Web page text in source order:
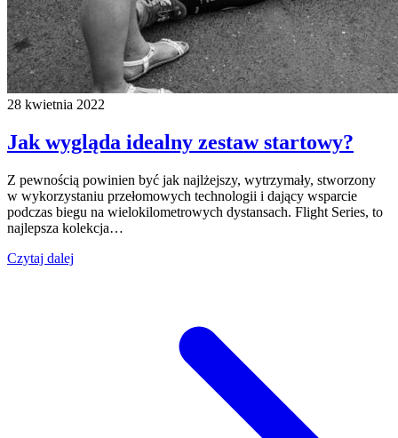
28 kwietnia 2022
Jak wygląda idealny zestaw startowy?
Z pewnością powinien być jak najlżejszy, wytrzymały, stworzony
w wykorzystaniu przełomowych technologii i dający wsparcie
podczas biegu na wielokilometrowych dystansach. Flight Series, to
najlepsza kolekcja…
Czytaj dalej